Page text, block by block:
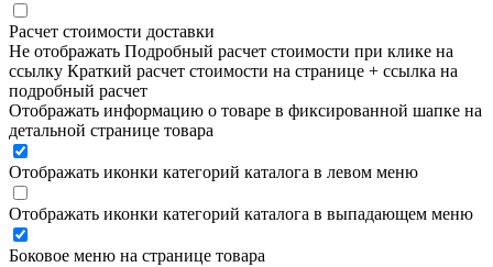
Расчет стоимости доставки
Не отображать Подробный расчет стоимости при клике на
ссылку Краткий расчет стоимости на странице + ссылка на
подробный расчет
Отображать информацию о товаре в фиксированной шапке на
детальной странице товара
Отображать иконки категорий каталога в левом меню
Отображать иконки категорий каталога в выпадающем меню
Боковое меню на странице товара